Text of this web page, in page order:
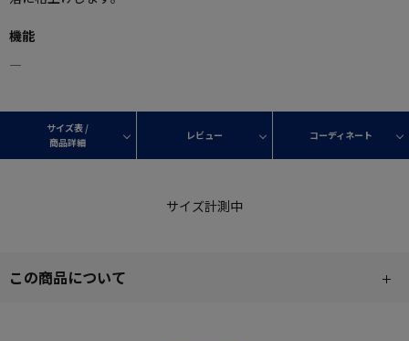
機能
―
サイズ表 /
商品詳細
レビュー コーディネート
サイズ計測中
この商品について